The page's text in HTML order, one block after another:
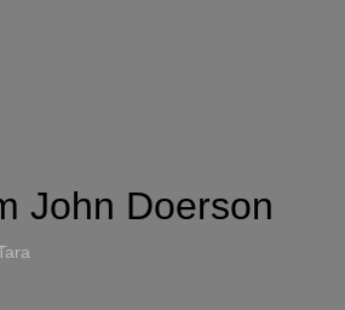
John Doerson